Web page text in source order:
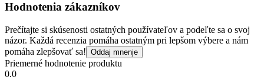
Hodnotenia zákazníkov
Prečítajte si skúsenosti ostatných používateľov a podeľte sa o svoj
názor. Každá recenzia pomáha ostatným pri lepšom výbere a nám
pomáha zlepšovať sa! Oddaj mnenje
Priemerné hodnotenie produktu
0.0